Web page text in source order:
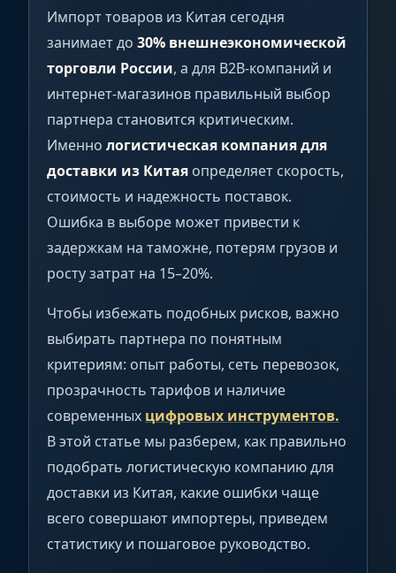
Импорт товаров из Китая сегодня
занимает до 30% внешнеэкономической
торговли России, а для B2B-компаний и
интернет-магазинов правильный выбор
партнера становится критическим.
Именно логистическая компания для
доставки из Китая определяет скорость,
стоимость и надежность поставок.
Ошибка в выборе может привести к
задержкам на таможне, потерям грузов и
росту затрат на 15–20%.
Чтобы избежать подобных рисков, важно
выбирать партнера по понятным
критериям: опыт работы, сеть перевозок,
прозрачность тарифов и наличие
современных цифровых инструментов.
В этой статье мы разберем, как правильно
подобрать логистическую компанию для
доставки из Китая, какие ошибки чаще
всего совершают импортеры, приведем
статистику и пошаговое руководство.